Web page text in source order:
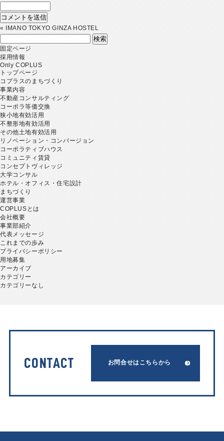
«
IMANO TOKYO GINZA HOSTEL
索:
固定ページ
採用情報
Only COPLUS
トップページ
コプラスのまちづくり
事業内容
不動産コンサルティング
コーポラ等価交換
狭小地有効活用
不整形地有効活用
その他土地有効活用
リノベーション・コンバージョン
コーポラティブハウス
コミュニティ賃貸
コンセプトヴィレッジ
大学コンサル
ホテル・オフィス・住宅設計
まちづくり
運営事業
COPLUSとは
会社概要
事業部紹介
代表メッセージ
これまでの歩み
プライバシーポリシー
用地募集
アーカイブ
カテゴリー
カテゴリーなし
CONTACT お問合せはこちらから